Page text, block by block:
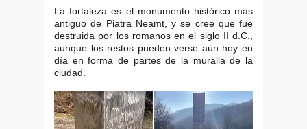
La fortaleza es el monumento histórico más
antiguo de Piatra Neamt, y se cree que fue
destruida por los romanos en el siglo II d.C.,
aunque los restos pueden verse aún hoy en
día en forma de partes de la muralla de la
ciudad.